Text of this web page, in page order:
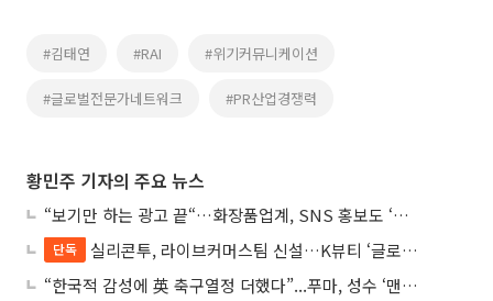
#김태연 #RAI #위기커뮤니케이션
#글로벌전문가네트워크 #PR산업경쟁력
황민주 기자의 주요 뉴스
“보기만 하는 광고 끝“…화장품업계, SNS 홍보도 ‘참여형 콘텐츠’로 변모
단독
실리콘투, 라이브커머스팀 신설…K뷰티 ‘글로벌 판매망’ 확대 속도
“한국적 감성에 英 축구열정 더했다”...푸마, 성수 ‘맨시티 하우스’ 팝업